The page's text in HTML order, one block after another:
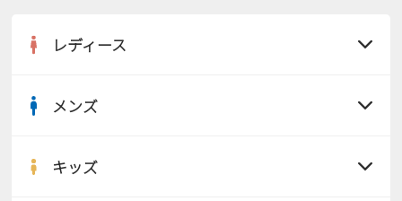
レディース
サンダル
メンズ
キッズ